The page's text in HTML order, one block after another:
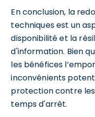
En conclusion, la
techniques est un
disponibilité et la
d'information. Bien
les bénéfices
inconvénients
protection contre
temps d'arrêt.